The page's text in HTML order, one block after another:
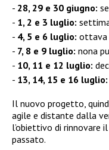
28, 29 e 30 giugno:
1, 2 e 3 luglio:
4, 5 e 6 luglio: ottava
7, 8 e 9 luglio: nona
10, 11 e 12 luglio:
13, 14, 15 e 16 luglio:
Il nuovo progetto,
agile e distante dalla
l’obiettivo di rinnovare
passato.